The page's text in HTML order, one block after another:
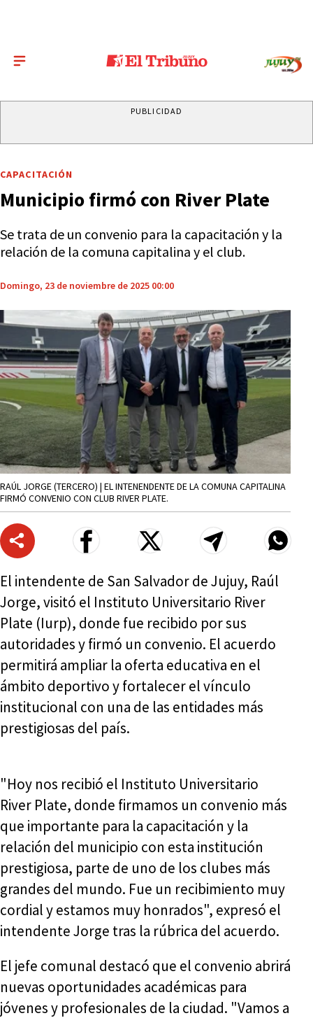
PUBLICIDAD
CAPACITACIÓN
Municipio firmó con River Plate
Se trata de un convenio para la capacitación y la
relación de la comuna capitalina y el club.
Domingo, 23 de noviembre de 2025 00:00
RAÚL JORGE (TERCERO) | EL INTENENDENTE DE LA COMUNA CAPITALINA
FIRMÓ CONVENIO CON CLUB RIVER PLATE.
El intendente de San Salvador de Jujuy, Raúl
Jorge, visitó el Instituto Universitario River
Plate (Iurp), donde fue recibido por sus
autoridades y firmó un convenio. El acuerdo
permitirá ampliar la oferta educativa en el
ámbito deportivo y fortalecer el vínculo
institucional con una de las entidades más
prestigiosas del país.
"Hoy nos recibió el Instituto Universitario
River Plate, donde firmamos un convenio más
que importante para la capacitación y la
relación del municipio con esta institución
prestigiosa, parte de uno de los clubes más
grandes del mundo. Fue un recibimiento muy
cordial y estamos muy honrados", expresó el
intendente Jorge tras la rúbrica del acuerdo.
El jefe comunal destacó que el convenio abrirá
nuevas oportunidades académicas para
jóvenes y profesionales de la ciudad. "Vamos a